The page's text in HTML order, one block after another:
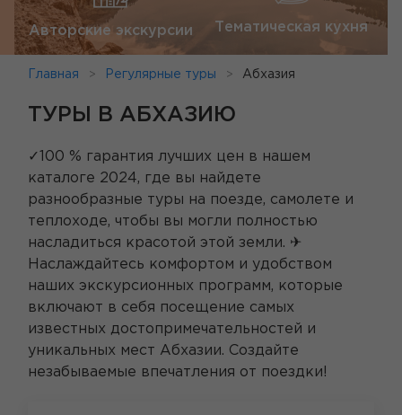
Авторские экскурсии Тематическая кухня
Главная Регулярные туры Абхазия
ТУРЫ В АБХАЗИЮ
✓100 % гарантия лучших цен в нашем
каталоге 2024, где вы найдете
разнообразные туры на поезде, самолете и
теплоходе, чтобы вы могли полностью
насладиться красотой этой земли. ✈
Наслаждайтесь комфортом и удобством
наших экскурсионных программ, которые
включают в себя посещение самых
известных достопримечательностей и
уникальных мест Абхазии. Создайте
незабываемые впечатления от поездки!